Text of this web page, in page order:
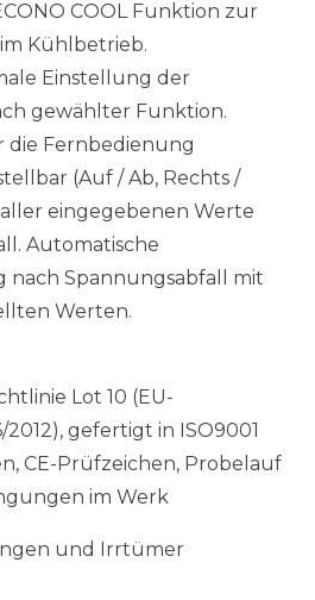
COOL Funktion zur
Kühlbetrieb.
Einstellung der
gewählter Funktion.
Fernbedienung
(Auf / Ab, Rechts /
eingegebenen Werte
Automatische
nach Spannungsabfall mit
Werten.
Lot 10 (EU-
gefertigt in ISO9001
CE-Prüfzeichen, Probelauf
im Werk
und Irrtümer